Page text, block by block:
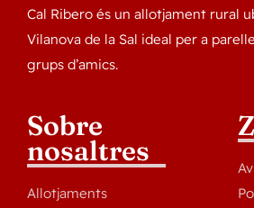
Cal Ribero és un allotjament rural
Vilanova de la Sal ideal per a
grups d’amics.
Sobre
nosaltres
Allotjaments